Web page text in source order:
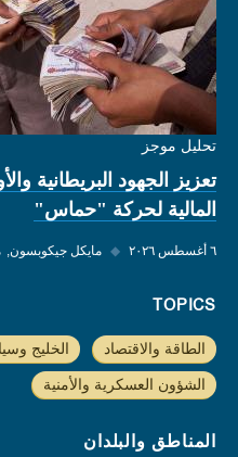
تحليل موجز
تعزيز الجهود البريطانية
المالية لحركة "حماس"
٦ أغسطس ٢٠٢٦ ◆ مايكل جيكوبسون
TOPICS
الطاقة والاقتصاد الخليج
الشؤون العسكرية والأمنية
المناطق والبلدان